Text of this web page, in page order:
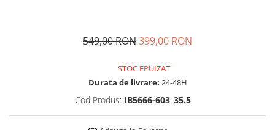
549,00 RON399,00 RON
STOC EPUIZAT
Durata de livrare: 24-48H
Cod Produs: IB5666-603_35.5